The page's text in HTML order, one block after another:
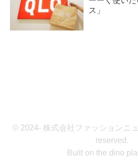
ス」
© 2024- 株式会社ファッションニ
reserved.
Built on the dino